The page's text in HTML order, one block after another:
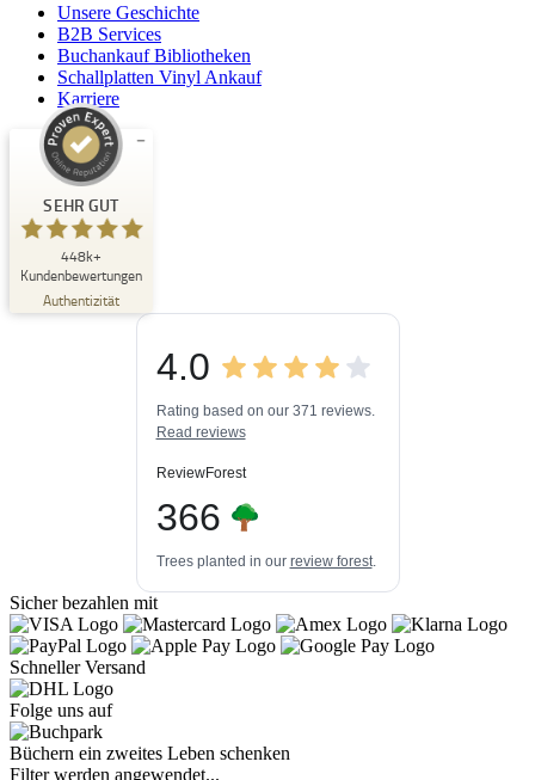
Unsere Geschichte
B2B Services
Buchankauf Bibliotheken
Schallplatten Vinyl Ankauf
Karriere
SEHR GUT
448k+
Kundenbewertungen
Authentizität
Kundenbewertungen und Erfahrungen zu
SEHR GUT
4,84
/
5,00
3
ProvenExpert.com
Blick aufs ProvenExpert-Profil werfen
06.08.2026
4.0
Rating based on our 371 reviews.
Read reviews
ReviewForest
366
Trees planted in our review forest.
Sicher bezahlen mit
Schneller Versand
Folge uns auf
Büchern ein zweites Leben schenken
Filter werden angewendet...